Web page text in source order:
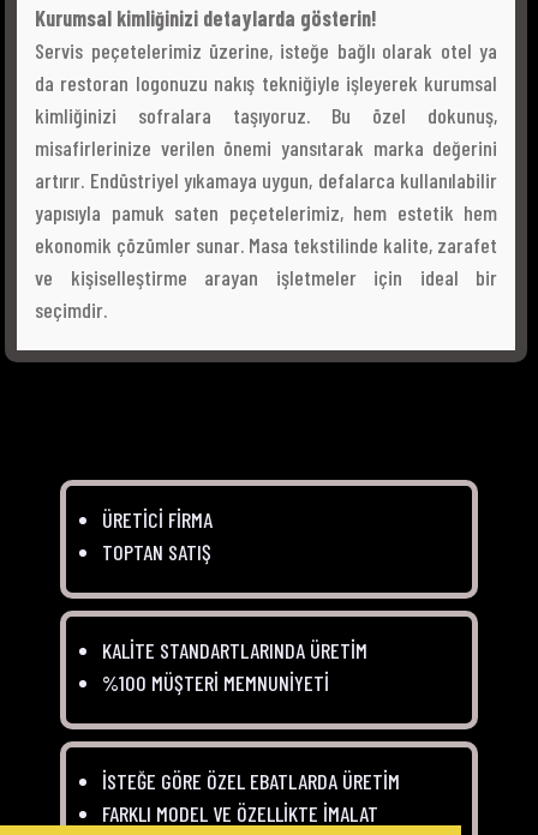
Kurumsal kimliğinizi detaylarda gösterin!
Servis peçetelerimiz üzerine, isteğe bağlı olarak otel ya
da restoran logonuzu nakış tekniğiyle işleyerek kurumsal
kimliğinizi sofralara taşıyoruz. Bu özel dokunuş,
misafirlerinize verilen önemi yansıtarak marka değerini
artırır. Endüstriyel yıkamaya uygun, defalarca kullanılabilir
yapısıyla pamuk saten peçetelerimiz, hem estetik hem
ekonomik çözümler sunar. Masa tekstilinde kalite, zarafet
ve kişiselleştirme arayan işletmeler için ideal bir
seçimdir.
ÜRETİCİ FİRMA
TOPTAN SATIŞ
KALİTE STANDARTLARINDA ÜRETİM
%100 MÜŞTERİ MEMNUNİYETİ
İSTEĞE GÖRE ÖZEL EBATLARDA ÜRETİM
FARKLI MODEL VE ÖZELLİKTE İMALAT